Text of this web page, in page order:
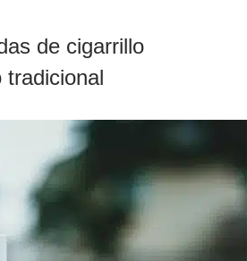
de cigarrillo
tradicional